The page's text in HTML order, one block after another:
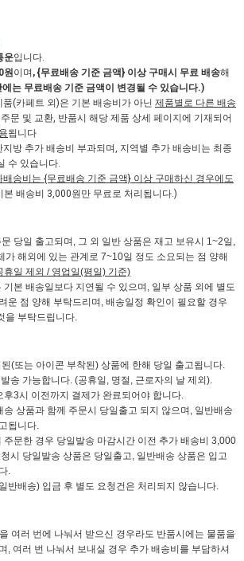
운입니다.
원이며 , {무료배송 기준 금액} 이상 구매시 무료 배송해
는 무료배송 기준 금액이 변경될 수 있습니다.)
(카페트 외)은 기본 배송비가 아닌 제품별로 다른 배송
문 및 교환, 반품시 해당 제품 상세 페이지에 기재되어
됩니다
방 추가 배송비 부과되며, 지역별 추가 배송비는 최종
수 있습니다.
배송비는 {무료배송 기준 금액} 이상 구매하신 경우에도
본 배송비 3,000원만 무료로 처리됩니다.)
당일 출고되며, 그 외 일반 상품은 재고 보유시 1~2일,
가 해외에 있는 관계로 7~10일 정도 소요되는 점 양해
휴일 제외 / 영업일(평일) 기준)
본 배송일보다 지연될 수 있으며, 일부 상품 외에 별도
운 점 양해 부탁드리며, 배송일정 확인이 필요할 경우
을 부탁드립니다.
(또는 아이콘 부착된) 상품에 한해 당일 출고됩니다.
송 가능합니다. (공휴일, 명절, 근로자의 날 제외).
후3시 이전까지 결제가 완료되어야 합니다.
상품과 함께 주문시 당일출고 되지 않으며, 일반배송
됩니다.
주문한 경우 당일발송 마감시간 이전 추가 배송비 3,000
시 당일발송 상품은 당일출고, 일반배송 상품은 입고
.
반배송) 입금 후 별도 요청건은 처리되지 않습니다.
여러 번에 나눠서 받으신 경우라도 반품시에는 물품을
, 여러 번 나눠서 보내실 경우 추가 배송비를 부담하셔